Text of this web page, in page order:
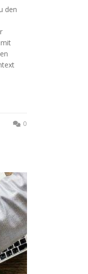
den
0